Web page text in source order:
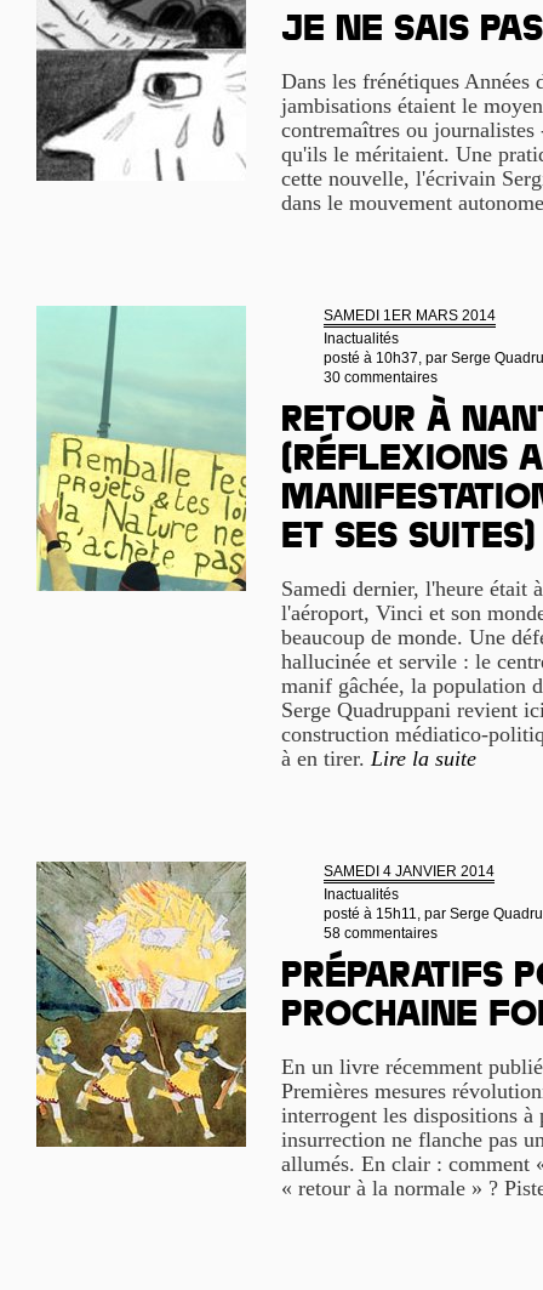
Je ne sais pas
Dans les frénétiques Années
jambisations étaient le
contremaîtres ou
qu'ils le méritaient. Une
cette nouvelle, l'écrivain
dans le mouvement
SAMEDI 1ER MARS 2014
Inactualités
posté à 10h37, par Serge
30 commentaires
Retour à
(Réflexions
et ses suites)
Samedi dernier, l'heure était
l'aéroport, Vinci et son
beaucoup de monde. Une
hallucinée et servile : le
manif gâchée, la population
Serge Quadruppani revient
construction médiatico-
à en tirer. Lire la suite
SAMEDI 4 JANVIER 2014
Inactualités
posté à 15h11, par Serge
58 commentaires
Préparatifs
prochaine
En un livre récemment
Premières mesures
interrogent les dispositions à
insurrection ne flanche pas
allumés. En clair : comment
« retour à la normale » ?